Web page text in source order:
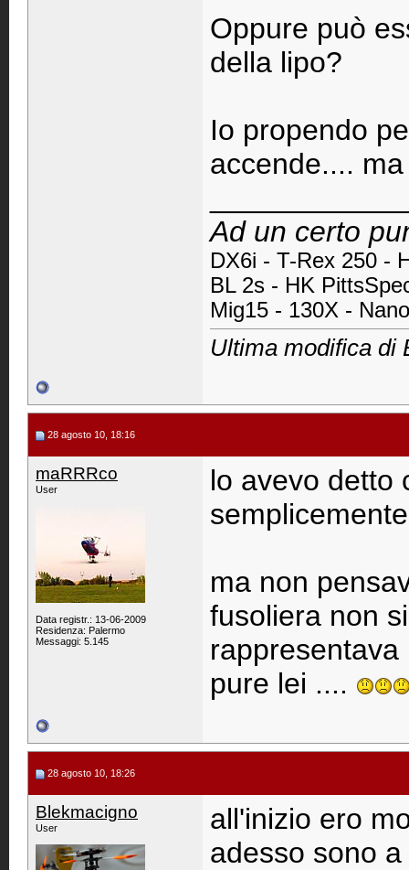
Oppure può
della lipo?
Io propendo
accende....
Ad un certo
DX6i - T-Rex 250 -
BL 2s - HK
Mig15 - 130X -
Ultima modifica di
28 agosto 10, 18:16
maRRRco
User
Data registr.: 13-06-2009
Residenza: Palermo
Messaggi: 5.145
lo avevo detto
ma non
fusoliera non
pure lei ....
28 agosto 10, 18:26
Blekmacigno
User
all'inizio ero
adesso sono